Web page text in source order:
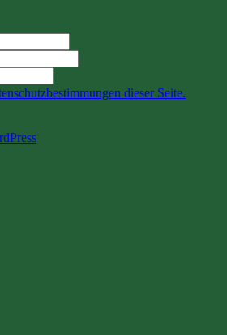
dieser Seite.